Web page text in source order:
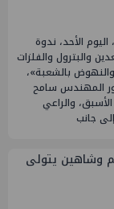
الأحد، ندوة
والبترول والفلزات
والنهوض بالشعبة»،
المهندس سامح
والراعي
جانب
وشاهين يتولى